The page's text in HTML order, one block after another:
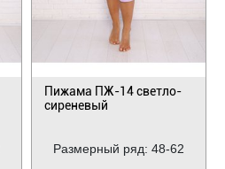
Пижама ПЖ-14 светло-
сиреневый
Размерный ряд: 48-62